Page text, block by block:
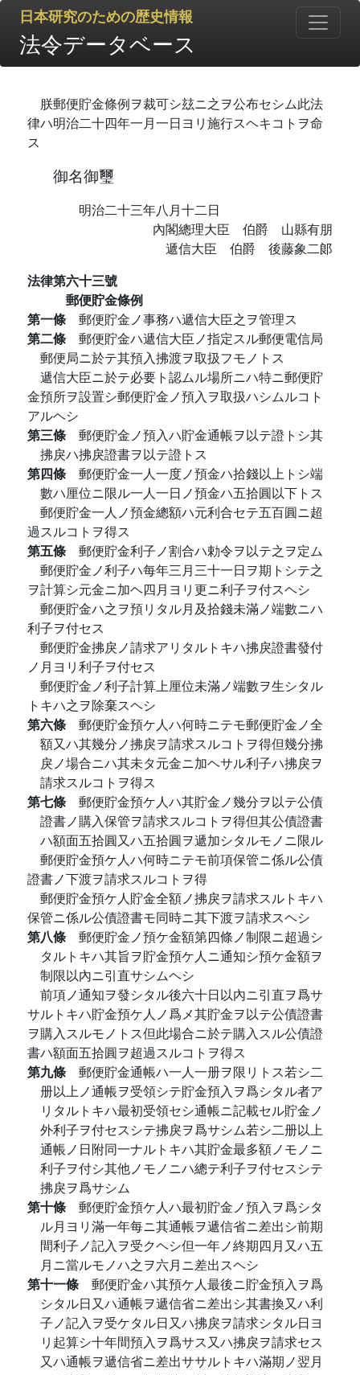
日本研究のための歴史情報
法令データベース
朕郵便貯金條例ヲ裁可シ玆ニ之ヲ公布セシム此法
律ハ明治二十四年一月一日ヨリ施行スヘキコトヲ命
ス
御名御璽
明治二十三年八月十二日
內閣總理大臣 伯爵 山縣有朋
遞信大臣 伯爵 後藤象二郞
法律第六十三號
郵便貯金條例
第一條 郵便貯金ノ事務ハ遞信大臣之ヲ管理ス
第二條 郵便貯金ハ遞信大臣ノ指定スル郵便電信局
郵便局ニ於テ其預入拂渡ヲ取扱フモノトス
遞信大臣ニ於テ必要ト認ムル場所ニハ特ニ郵便貯
金預所ヲ設置シ郵便貯金ノ預入ヲ取扱ハシムルコト
アルヘシ
第三條 郵便貯金ノ預入ハ貯金通帳ヲ以テ證トシ其
拂戾ハ拂戾證書ヲ以テ證トス
第四條 郵便貯金一人一度ノ預金ハ拾錢以上トシ端
數ハ厘位ニ限ル一人一日ノ預金ハ五拾圓以下トス
郵便貯金一人ノ預金總額ハ元利合セテ五百圓ニ超
過スルコトヲ得ス
第五條 郵便貯金利子ノ割合ハ勅令ヲ以テ之ヲ定ム
郵便貯金ノ利子ハ每年三月三十一日ヲ期トシテ之
ヲ計算シ元金ニ加ヘ四月ヨリ更ニ利子ヲ付スヘシ
郵便貯金ハ之ヲ預リタル月及拾錢未滿ノ端數ニハ
利子ヲ付セス
郵便貯金拂戾ノ請求アリタルトキハ拂戾證書發付
ノ月ヨリ利子ヲ付セス
郵便貯金ノ利子計算上厘位未滿ノ端數ヲ生シタル
トキハ之ヲ除棄スヘシ
第六條 郵便貯金預ケ人ハ何時ニテモ郵便貯金ノ全
額又ハ其幾分ノ拂戾ヲ請求スルコトヲ得但幾分拂
戾ノ場合ニハ其未タ元金ニ加ヘサル利子ハ拂戾ヲ
請求スルコトヲ得ス
第七條 郵便貯金預ケ人ハ其貯金ノ幾分ヲ以テ公債
證書ノ購入保管ヲ請求スルコトヲ得但其公債證書
ハ額面五拾圓又ハ五拾圓ヲ遞加シタルモノニ限ル
郵便貯金預ケ人ハ何時ニテモ前項保管ニ係ル公債
證書ノ下渡ヲ請求スルコトヲ得
郵便貯金預ケ人貯金全額ノ拂戾ヲ請求スルトキハ
保管ニ係ル公債證書モ同時ニ其下渡ヲ請求スヘシ
第八條 郵便貯金ノ預ケ金額第四條ノ制限ニ超過シ
タルトキハ其旨ヲ貯金預ケ人ニ通知シ預ケ金額ヲ
制限以內ニ引直サシムヘシ
前項ノ通知ヲ發シタル後六十日以內ニ引直ヲ爲サ
サルトキハ貯金預ケ人ノ爲メ其貯金ヲ以テ公債證書
ヲ購入スルモノトス但此場合ニ於テ購入スル公債證
書ハ額面五拾圓ヲ超過スルコトヲ得ス
第九條 郵便貯金通帳ハ一人一册ヲ限リトス若シ二
册以上ノ通帳ヲ受領シテ貯金預入ヲ爲シタル者ア
リタルトキハ最初受領セシ通帳ニ記載セル貯金ノ
外利子ヲ付セスシテ拂戾ヲ爲サシム若シ二册以上
通帳ノ日附同一ナルトキハ其貯金最多額ノモノニ
利子ヲ付シ其他ノモノニハ總テ利子ヲ付セスシテ
拂戾ヲ爲サシム
第十條 郵便貯金預ケ人ハ最初貯金ノ預入ヲ爲シタ
ル月ヨリ滿一年每ニ其通帳ヲ遞信省ニ差出シ前期
間利子ノ記入ヲ受クヘシ但一年ノ終期四月又ハ五
月ニ當ルモノハ之ヲ六月ニ差出スヘシ
第十一條 郵便貯金ハ其預ケ人最後ニ貯金預入ヲ爲
シタル日又ハ通帳ヲ遞信省ニ差出シ其書換又ハ利
子ノ記入ヲ受ケタル日又ハ拂戾ヲ請求シタル日ヨ
リ起算シ十年間預入ヲ爲サス又ハ拂戾ヲ請求セス
又ハ通帳ヲ遞信省ニ差出ササルトキハ滿期ノ翌月